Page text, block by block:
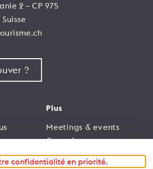
2 – CP 975
?
Plus
Meetings & events
Congrès
Trade
confidentialité en priorité.